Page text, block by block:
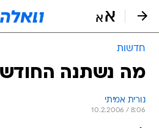
חדשות
מה נשתנה
נורית אמיתי
10.2.2006 / 8:06